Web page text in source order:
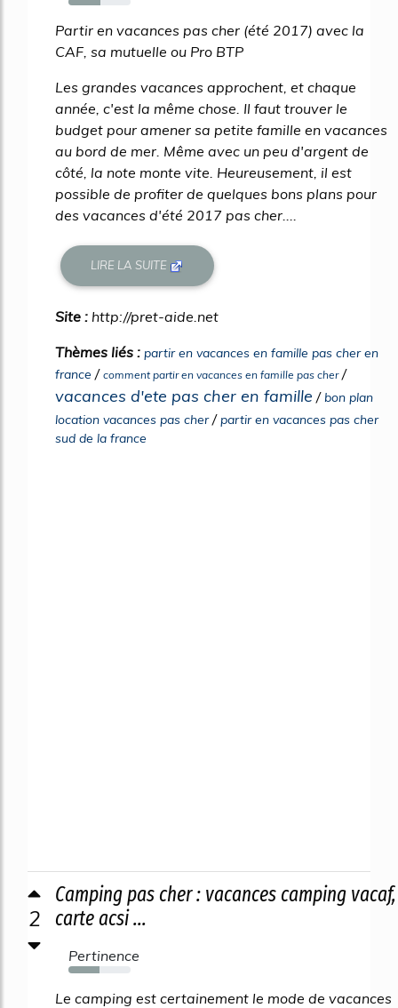
52%
Partir en vacances pas cher (été 2017) avec la
CAF, sa mutuelle ou Pro BTP
Les grandes vacances approchent, et chaque
année, c'est la même chose. Il faut trouver le
budget pour amener sa petite famille en vacances
au bord de mer. Même avec un peu d'argent de
côté, la note monte vite. Heureusement, il est
possible de profiter de quelques bons plans pour
des vacances d'été 2017 pas cher....
LIRE LA SUITE
Site : http://pret-aide.net
Thèmes liés : partir en vacances en famille pas cher en
france / comment partir en vacances en famille pas cher/
vacances d'ete pas cher en famille /bon plan
location vacances pas cher/partir en vacances pas cher
sud de la france
2
Camping pas cher : vacances camping vacaf,
carte acsi ...
Pertinence
50%
Le camping est certainement le mode de vacances